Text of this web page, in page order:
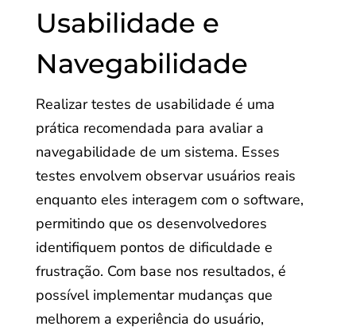
Usabilidade e
Navegabilidade
Realizar testes de usabilidade é uma
prática recomendada para avaliar a
navegabilidade de um sistema. Esses
testes envolvem observar usuários reais
enquanto eles interagem com o software,
permitindo que os desenvolvedores
identifiquem pontos de dificuldade e
frustração. Com base nos resultados, é
possível implementar mudanças que
melhorem a experiência do usuário,